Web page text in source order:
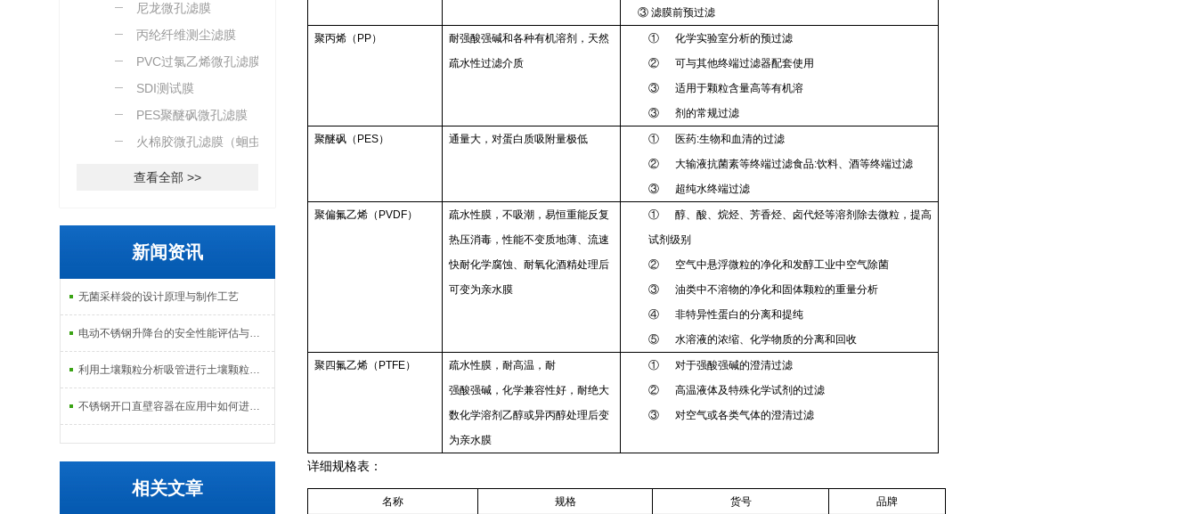
膜
尼龙微孔滤膜
丙纶纤维测尘滤膜
PVC过氯乙烯微孔滤膜
SDI测试膜
PES聚醚砜微孔滤膜
火棉胶微孔滤膜（蛔虫卵
测定）
查看全部 >>
新闻资讯
无菌采样袋的设计原理与制作工艺
电动不锈钢升降台的安全性能评估与控制
利用土壤颗粒分析吸管进行土壤颗粒定量分析的研究
不锈钢开口直壁容器在应用中如何进行维护和保养？
相关文章
③ 滤膜前预过滤
聚丙烯（PP）
耐强酸强碱和各种有机溶剂，天然
疏水性过滤介质
① 化学实验室分析的预过滤
② 可与其他终端过滤器配套使用
③ 适用于颗粒含量高等有机溶
③ 剂的常规过滤
聚醚砜（PES） 通量大，对蛋白质吸附量极低
① 医药:生物和血清的过滤
② 大输液抗菌素等终端过滤食品:饮料、酒等终端过滤
③ 超纯水终端过滤
聚偏氟乙烯（PVDF）
疏水性膜，不吸潮，易恒重能反复
热压消毒，性能不变质地薄、流速
快耐化学腐蚀、耐氧化酒精处理后
可变为亲水膜
① 醇、酸、烷烃、芳香烃、卤代烃等溶剂除去微粒，提高
试剂级别
② 空气中悬浮微粒的净化和发醇工业中空气除菌
③ 油类中不溶物的净化和固体颗粒的重量分析
④ 非特异性蛋白的分离和提纯
⑤ 水溶液的浓缩、化学物质的分离和回收
聚四氟乙烯（PTFE）
疏水性膜，耐高温，耐
强酸强碱，化学兼容性好，耐绝大
数化学溶剂乙醇或异丙醇处理后变
为亲水膜
① 对于强酸强碱的澄清过滤
② 高温液体及特殊化学试剂的过滤
③ 对空气或各类气体的澄清过滤
详细规格表：
名称 规格 货号 品牌